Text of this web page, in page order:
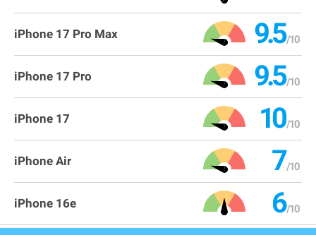
iPhone 17 Pro Max 9.5
iPhone 17 Pro 9.5
iPhone 17 10
iPhone Air 7
iPhone 16e 6